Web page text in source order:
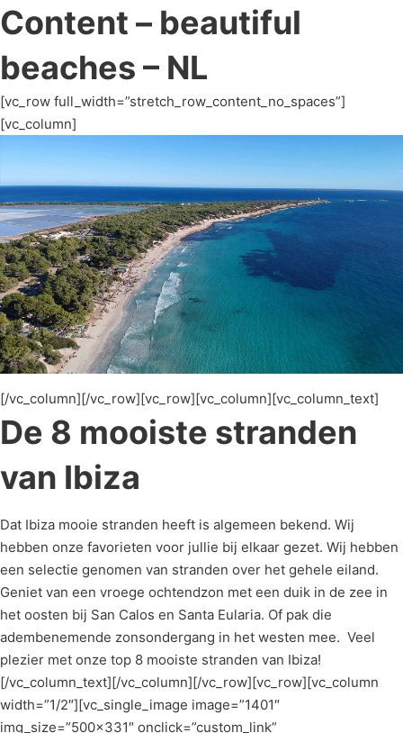
Content – beautiful
beaches – NL
[vc_row full_width=”stretch_row_content_no_spaces”]
[vc_column]
[/vc_column][/vc_row][vc_row][vc_column][vc_column_text]
De 8 mooiste stranden
van Ibiza
Dat Ibiza mooie stranden heeft is algemeen bekend. Wij
hebben onze favorieten voor jullie bij elkaar gezet. Wij hebben
een selectie genomen van stranden over het gehele eiland.
Geniet van een vroege ochtendzon met een duik in de zee in
het oosten bij San Calos en Santa Eularia. Of pak die
adembenemende zonsondergang in het westen mee. Veel
plezier met onze top 8 mooiste stranden van Ibiza!
[/vc_column_text][/vc_column][/vc_row][vc_row][vc_column
width=”1/2″][vc_single_image image=”1401″
img_size=”500×331″ onclick=”custom_link”